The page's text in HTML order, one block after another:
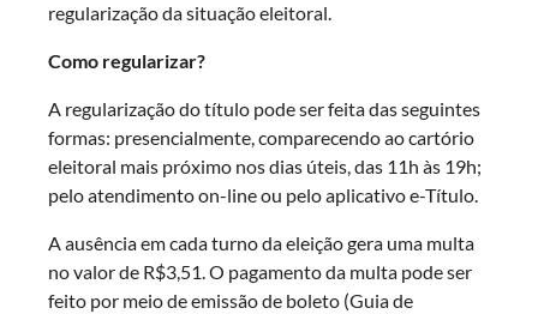
regularização da situação eleitoral.
Como regularizar?
A regularização do título pode ser feita das seguintes
formas: presencialmente, comparecendo ao cartório
eleitoral mais próximo nos dias úteis, das 11h às 19h;
pelo atendimento on-line ou pelo aplicativo e-Título.
A ausência em cada turno da eleição gera uma multa
no valor de R$3,51. O pagamento da multa pode ser
feito por meio de emissão de boleto (Guia de